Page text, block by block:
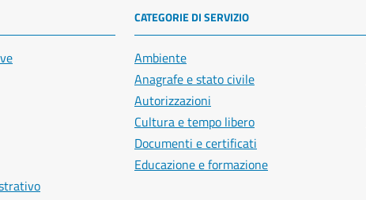
CATEGORIE DI SERVIZIO
Ambiente
Anagrafe e stato civile
Autorizzazioni
Cultura e tempo libero
Documenti e certificati
Educazione e formazione